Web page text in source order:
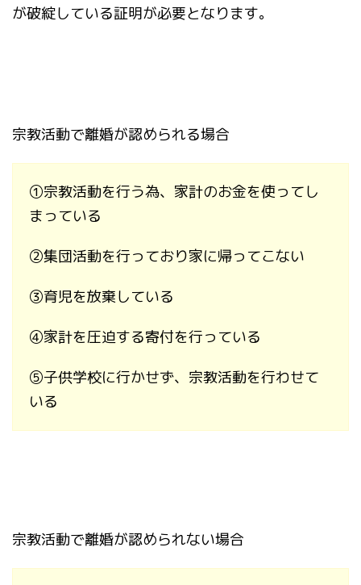
が破綻している証明が必要となります。
宗教活動で離婚が認められる場合
①宗教活動を行う為、家計のお金を使ってし
まっている
②集団活動を行っており家に帰ってこない
③育児を放棄している
④家計を圧迫する寄付を行っている
⑤子供学校に行かせず、宗教活動を行わせて
いる
宗教活動で離婚が認められない場合